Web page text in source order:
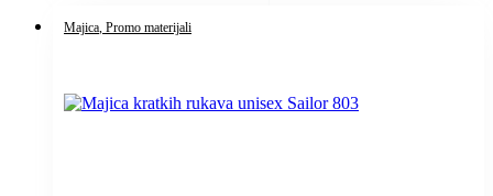
Majica, Promo materijali